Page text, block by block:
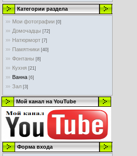
Категории раздела
Мои фотографии [0]
Домочадцы [72]
Натюрморт [7]
Памятники [40]
Фонтаны [8]
Кухня [21]
Ванна [6]
Зал [3]
Мой канал на YouTube
Форма входа